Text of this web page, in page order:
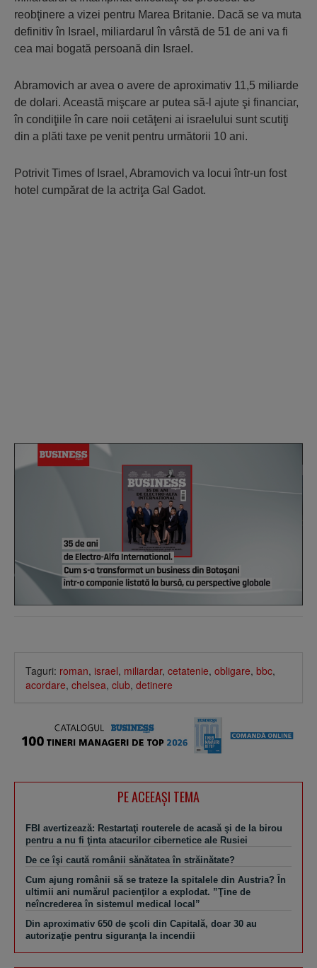
reobţinere a vizei pentru Marea Britanie. Dacă se va muta
definitiv în Israel, miliardarul în vârstă de 51 de ani va fi
cea mai bogată persoană din Israel.
Abramovich ar avea o avere de aproximativ 11,5 miliarde
de dolari. Această mişcare ar putea să-l ajute şi financiar,
în condiţiile în care noii cetăţeni ai israelului sunt scutiţi
din a plăti taxe pe venit pentru următorii 10 ani.
Potrivit Times of Israel, Abramovich va locui într-un fost
hotel cumpărat de la actriţa Gal Gadot.
Taguri: roman, israel, miliardar, cetatenie, obligare, bbc,
acordare, chelsea, club, detinere
PE ACEEAŞI TEMA
FBI avertizează: Restartaţi routerele de acasă şi de la birou
pentru a nu fi ţinta atacurilor cibernetice ale Rusiei
De ce îşi caută românii sănătatea în străinătate?
Cum ajung românii să se trateze la spitalele din Austria? În
ultimii ani numărul pacienţilor a explodat. ”Ţine de
neîncrederea în sistemul medical local”
Din aproximativ 650 de şcoli din Capitală, doar 30 au
autorizaţie pentru siguranţa la incendii